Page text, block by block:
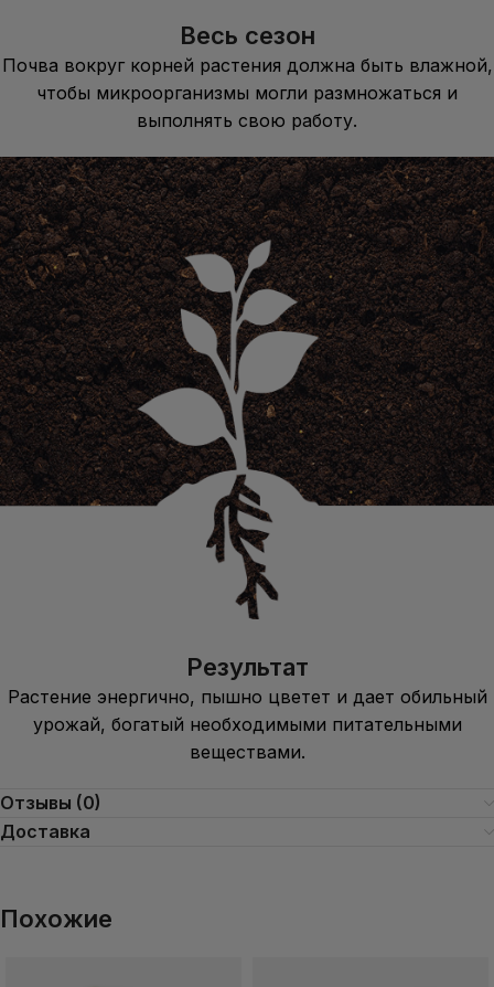
Весь сезон
Почва вокруг корней растения должна быть влажной,
чтобы микроорганизмы могли размножаться и
выполнять свою работу.
Результат
Растение энергично, пышно цветет и дает обильный
урожай, богатый необходимыми питательными
веществами.
Отзывы (0)
Доставка
Похожие